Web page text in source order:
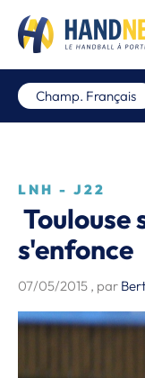
Champ. Français
LNH - J22
Toulouse
s'enfonce
07/05/2015 , par